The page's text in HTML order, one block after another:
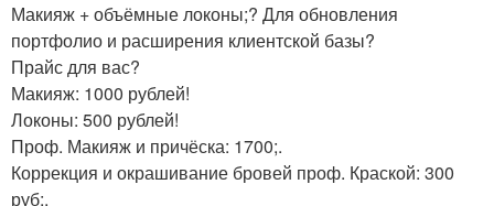
Макияж + объёмные локоны;? Для обновления
портфолио и расширения клиентской базы?
Прайс для вас?
Макияж: 1000 рублей!
Локоны: 500 рублей!
Проф. Макияж и причёска: 1700;.
Коррекция и окрашивание бровей проф. Краской: 300
руб;.